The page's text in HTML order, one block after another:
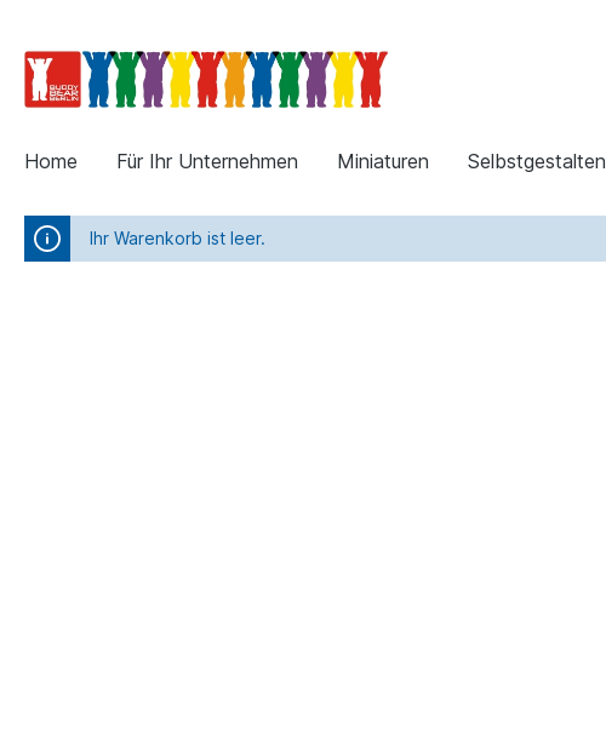
Home Für Ihr Unternehmen Miniaturen Selbstgestalten
Ihr Warenkorb ist leer.